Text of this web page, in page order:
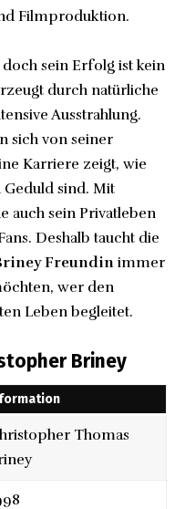
Filmproduktion.
sein Erfolg ist kein
durch natürliche
Ausstrahlung.
sich von seiner
Karriere zeigt, wie
sind. Mit
auch sein Privatleben
Deshalb taucht die
Freundinimmer
wer den
Leben begleitet.
Briney
Thomas